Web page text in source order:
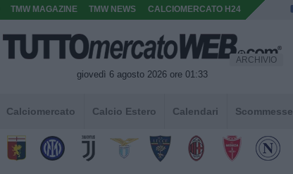
TMW MAGAZINE TMW NEWS CALCIOMERCATO H24
giovedì 6 agosto 2026 ore 01:33
ARCHIVIO
Calciomercato Calcio Estero Calendari Scommesse